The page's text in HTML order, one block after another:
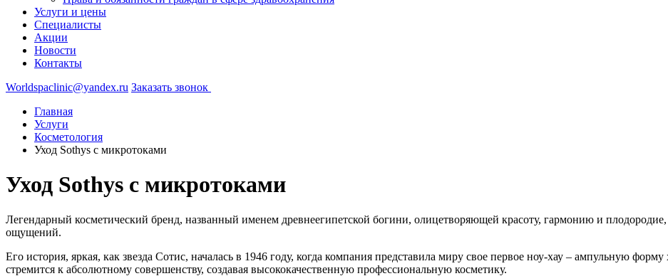
Услуги и цены
Специалисты
Акции
Новости
Контакты
Worldspaclinic@yandex.ru Заказать звонок
Главная
Услуги
Косметология
Уход Sothys с микротоками
Уход Sothys с микротоками
Легендарный косметический бренд, названный именем древнеегипетской богини, олицетворяющей красоту, гармонию и
ощущений.
Его история, яркая, как звезда Сотис, началась в 1946 году, когда компания представила миру свое первое ноу-хау – ампульную
стремится к абсолютному совершенству, создавая высококачественную профессиональную косметику.